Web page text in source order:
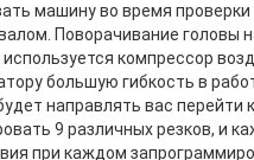
машину во время
Поворачивание головы
компрессор
большую гибкость в
направлять вас
9 различных резков, и
при каждом